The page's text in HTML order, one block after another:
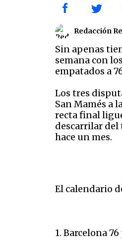
Redacción
Sin apenas
semana con
empatados a
Los tres
San Mamés a
recta final
descarrilar del
hace un mes.
El calendario
1. Barcelona